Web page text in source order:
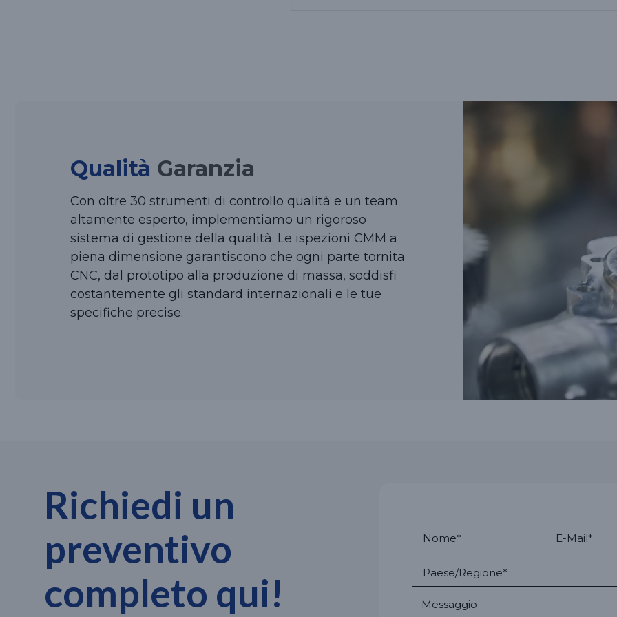
Qualità Garanzia
Con oltre 30 strumenti di controllo qualità e un team
altamente esperto, implementiamo un rigoroso
sistema di gestione della qualità. Le ispezioni CMM a
piena dimensione garantiscono che ogni parte tornita
CNC, dal prototipo alla produzione di massa, soddisfi
costantemente gli standard internazionali e le tue
specifiche precise.
Richiedi un
preventivo
completo qui!